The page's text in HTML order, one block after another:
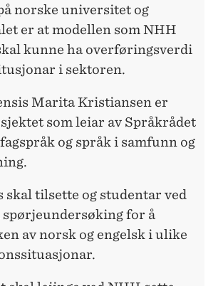
norske universitet og
er at modellen som NHH
kunne ha overføringsverdi
i sektoren.
Marita Kristiansen er
som leiar av Språkrådet
og språk i samfunn og
skal tilsette og studentar ved
for å
av norsk og engelsk i ulike